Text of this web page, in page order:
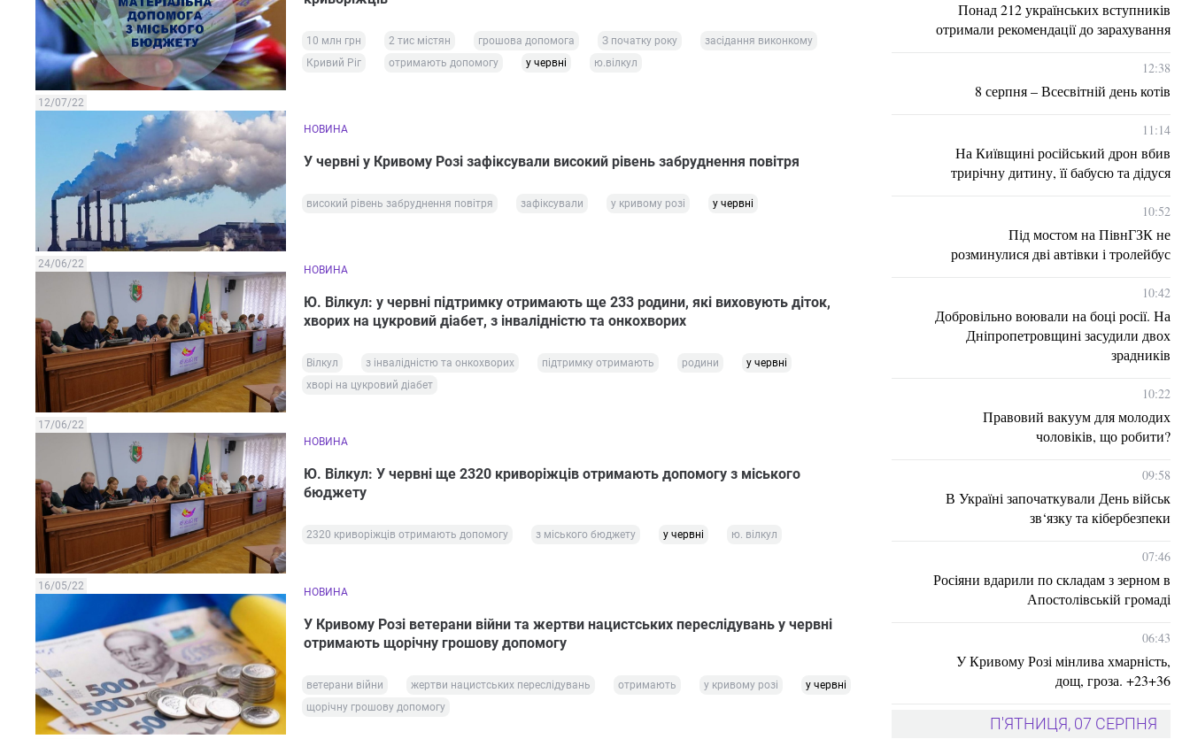
10 млн грн 2 тис містян грошова допомога З початку року
засідання виконкому
Кривий Ріг
отримають допомогу у червні ю.вілкул
12/07/22
НОВИНА
У червні у Кривому Розі зафіксували високий рівень забруднення повітря
високий рівень забруднення повітря зафіксували у кривому розі у червні
24/06/22 НОВИНА
Ю. Вілкул: у червні підтримку отримають ще 233 родини, які виховують діток,
хворих на цукровий діабет, з інвалідністю та онкохворих
Вілкул з інвалідністю та онкохворих підтримку отримають родини
у червні
хворі на цукровий діабет
17/06/22
НОВИНА
Ю. Вілкул: У червні ще 2320 криворіжців отримають допомогу з міського
бюджету
2320 криворіжців отримають допомогу з міського бюджету у червні ю. вілкул
16/05/22 НОВИНА
У Кривому Розі ветерани війни та жертви нацистських переслідувань у червні
отримають щорічну грошову допомогу
ветерани війни жертви нацистських переслідувань отримають у кривому розі
у червні
щорічну грошову допомогу
Понад 212 українських вступників
отримали рекомендації до зарахування
12:38
8 серпня – Всесвітній день котів
11:14
На Київщині російський дрон вбив
трирічну дитину, її бабусю та дідуся
10:52
Під мостом на ПівнГЗК не
розминулися дві автівки і тролейбус
10:42
Добровільно воювали на боці росії. На
Дніпропетровщині засудили двох
зрадників
10:22
Правовий вакуум для молодих
чоловіків, що робити?
09:58
В Україні започаткували День військ
зв‘язку та кібербезпеки
07:46
Росіяни вдарили по складам з зерном в
Апостолівській громаді
06:43
У Кривому Розі мінлива хмарність,
дощ, гроза. +23+36
П'ЯТНИЦЯ, 07 СЕРПНЯ